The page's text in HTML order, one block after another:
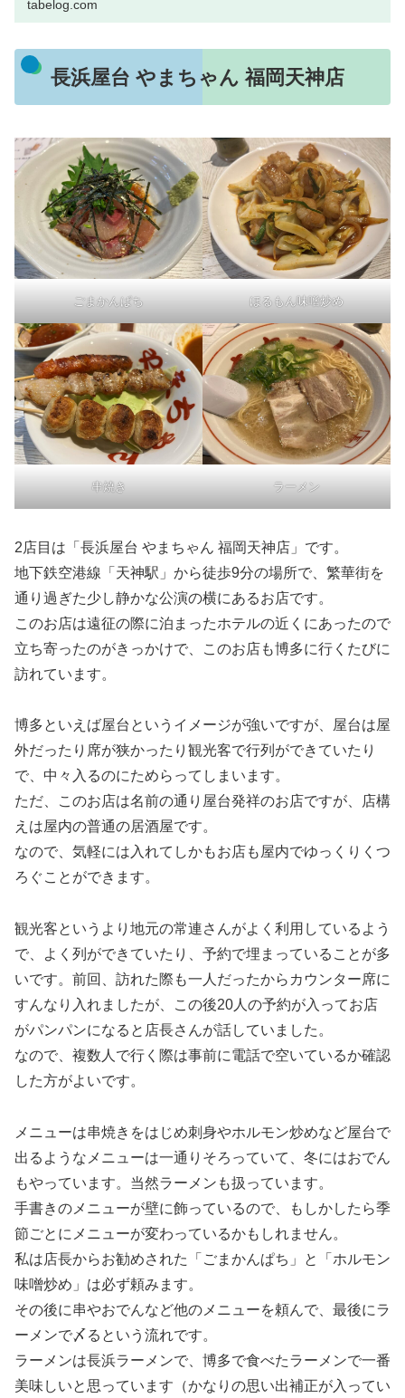
tabelog.com
長浜屋台 やまちゃん 福岡天神店
ごまかんぱち ほるもん味噌炒め
串焼き ラーメン
2店目は「長浜屋台 やまちゃん 福岡天神店」です。
地下鉄空港線「天神駅」から徒歩9分の場所で、繁華街を
通り過ぎた少し静かな公演の横にあるお店です。
このお店は遠征の際に泊まったホテルの近くにあったので
立ち寄ったのがきっかけで、このお店も博多に行くたびに
訪れています。
博多といえば屋台というイメージが強いですが、屋台は屋
外だったり席が狭かったり観光客で行列ができていたり
で、中々入るのにためらってしまいます。
ただ、このお店は名前の通り屋台発祥のお店ですが、店構
えは屋内の普通の居酒屋です。
なので、気軽には入れてしかもお店も屋内でゆっくりくつ
ろぐことができます。
観光客というより地元の常連さんがよく利用しているよう
で、よく列ができていたり、予約で埋まっていることが多
いです。前回、訪れた際も一人だったからカウンター席に
すんなり入れましたが、この後20人の予約が入ってお店
がパンパンになると店長さんが話していました。
なので、複数人で行く際は事前に電話で空いているか確認
した方がよいです。
メニューは串焼きをはじめ刺身やホルモン炒めなど屋台で
出るようなメニューは一通りそろっていて、冬にはおでん
もやっています。当然ラーメンも扱っています。
手書きのメニューが壁に飾っているので、もしかしたら季
節ごとにメニューが変わっているかもしれません。
私は店長からお勧めされた「ごまかんぱち」と「ホルモン
味噌炒め」は必ず頼みます。
その後に串やおでんなど他のメニューを頼んで、最後にラ
ーメンで〆るという流れです。
ラーメンは長浜ラーメンで、博多で食べたラーメンで一番
美味しいと思っています（かなりの思い出補正が入ってい